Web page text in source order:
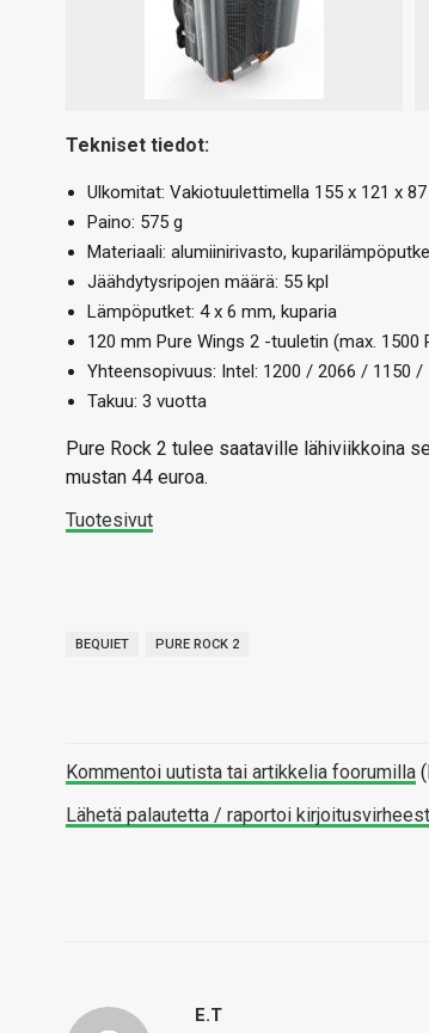
Tekniset tiedot:
Ulkomitat: Vakiotuulettimella 155 x 121 x
Paino: 575 g
Materiaali: alumiinirivasto,
Jäähdytysripojen määrä: 55 kpl
Lämpöputket: 4 x 6 mm, kuparia
120 mm Pure Wings 2 -tuuletin (max. 1500
Yhteensopivuus: Intel: 1200 / 2066 / 1150
Takuu: 3 vuotta
Pure Rock 2 tulee saataville lähiviikkoina
mustan 44 euroa.
Tuotesivut
BEQUIET PURE ROCK 2
Kommentoi uutista tai artikkelia foorumilla
Lähetä palautetta / raportoi
E.T